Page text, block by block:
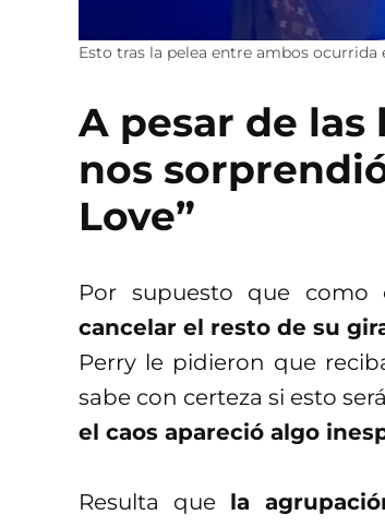
Esto tras la pelea entre ambos ocurrida
A pesar de las
nos
Love”
Por supuesto que como
cancelar el resto de su
Perry le pidieron que
sabe con certeza si esto
el caos apareció algo
Resulta que la